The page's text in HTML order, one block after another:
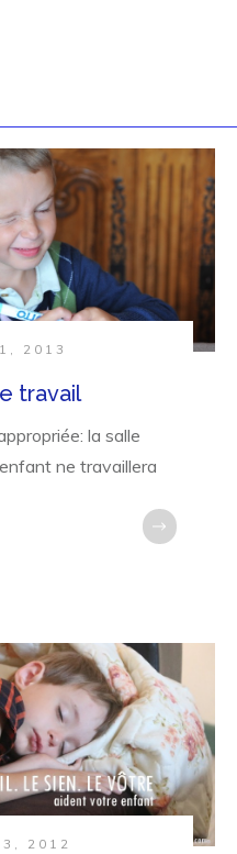
2013
travail
la salle
ne travaillera
2012